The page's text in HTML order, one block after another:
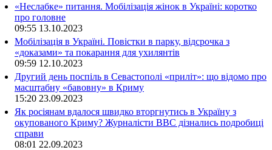
«Неслабке» питання. Мобілізація жінок в Україні: коротко
про головне
09:55 13.10.2023
Мобілізація в Україні. Повістки в парку, відсрочка з
«доказами» та покарання для ухилянтів
09:59 12.10.2023
Другий день поспіль в Севастополі «приліт»: що відомо про
масштабну «бавовну» в Криму
15:20 23.09.2023
Як росіянам вдалося швидко вторгнутись в Україну з
окупованого Криму? Журналісти ВВС дізнались подробиці
справи
08:01 22.09.2023